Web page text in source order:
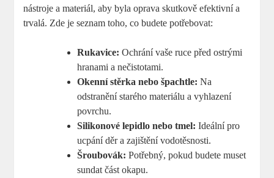
nástroje a materiál, aby byla oprava skutkově efektivní a
trvalá. Zde je seznam toho, co budete potřebovat:
Rukavice: Ochrání vaše ruce před ostrými
hranami a nečistotami.
Okenní stěrka nebo špachtle: Na
odstranění starého materiálu a vyhlazení
povrchu.
Silikonové lepidlo nebo tmel: Ideální pro
ucpání děr a zajištění vodotěsnosti.
Šroubovák: Potřebný, pokud budete muset
sundat část okapu.